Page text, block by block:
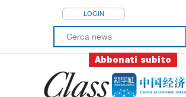
LOGIN
Abbonati subito